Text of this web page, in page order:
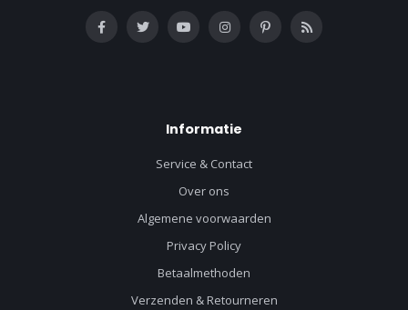
Informatie
Service & Contact
Over ons
Algemene voorwaarden
Privacy Policy
Betaalmethoden
Verzenden & Retourneren